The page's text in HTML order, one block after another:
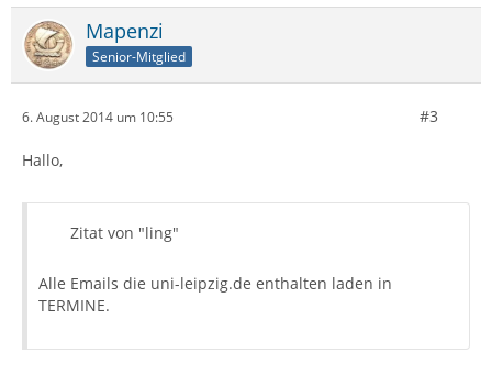
Mapenzi
Senior-Mitglied
6. August 2014 um 10:55 #3
Hallo,
Zitat von "ling"
Alle Emails die uni-leipzig.de enthalten laden in
TERMINE.